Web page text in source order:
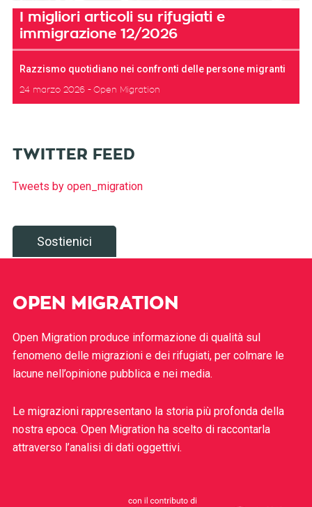
I migliori articoli su rifugiati e
immigrazione 12/2026
Razzismo quotidiano nei confronti delle persone migranti
24 marzo 2026 Open Migration
TWITTER FEED
Tweets by open_migration
Sostienici
OPEN MIGRATION
Open Migration produce informazione di qualità sul
fenomeno delle migrazioni e dei rifugiati, per colmare le
lacune nell’opinione pubblica e nei media.
Le migrazioni rappresentano la storia più profonda della
nostra epoca. Open Migration ha scelto di raccontarla
attraverso l’analisi di dati oggettivi.